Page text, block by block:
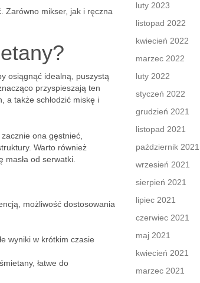
Zarówno mikser, jak i ręczna
osiągnąć idealną, puszystą
przyspieszają ten
a także schłodzić miskę i
ona gęstnieć,
Warto również
od serwatki.
możliwość dostosowania
wyniki w krótkim czasie
łatwe do
luty 2023
listopad 2022
kwiecień 2022
marzec 2022
luty 2022
styczeń 2022
grudzień 2021
listopad 2021
październik 2021
wrzesień 2021
sierpień 2021
lipiec 2021
czerwiec 2021
maj 2021
kwiecień 2021
marzec 2021